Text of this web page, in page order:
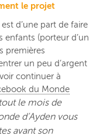
le projet
d’une part de faire
enfants (porteur d’un
premières
un peu d’argent
continuer à
du Monde
le mois de
d’Ayden vous
avant son